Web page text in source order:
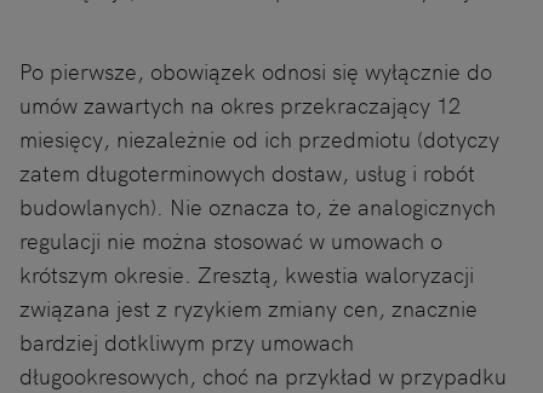
Po pierwsze, obowiązek odnosi się wyłącznie do
umów zawartych na okres przekraczający 12
miesięcy, niezależnie od ich przedmiotu (dotyczy
zatem długoterminowych dostaw, usług i robót
budowlanych). Nie oznacza to, że analogicznych
regulacji nie można stosować w umowach o
krótszym okresie. Zresztą, kwestia waloryzacji
związana jest z ryzykiem zmiany cen, znacznie
bardziej dotkliwym przy umowach
długookresowych, choć na przykład w przypadku